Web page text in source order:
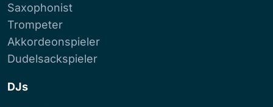
Saxophonist
Trompeter
Akkordeonspieler
Dudelsackspieler
DJs